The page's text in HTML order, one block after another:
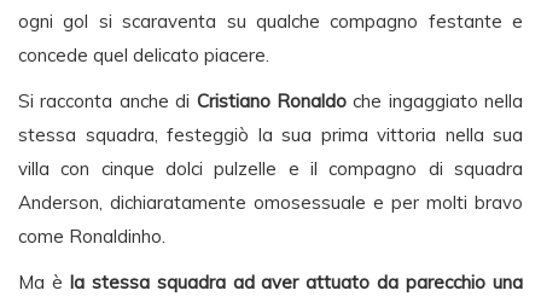
ogni gol si scaraventa su qualche compagno festante e
concede quel delicato piacere.
Si racconta anche di Cristiano Ronaldoche ingaggiato nella
stessa squadra, festeggiò la sua prima vittoria nella sua
villa con cinque dolci pulzelle e il compagno di squadra
Anderson, dichiaratamente omosessuale e per molti bravo
come Ronaldinho.
Ma è la stessa squadra ad aver attuato da parecchio una